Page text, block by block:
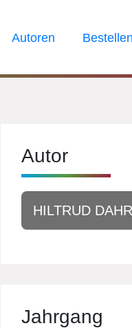
Autoren Bestellen
Autor
HILTRUD DAHR
Jahrgang